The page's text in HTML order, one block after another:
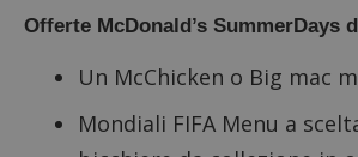
Offerte McDonald’s SummerDays
Un McChicken o Big mac
Mondiali FIFA Menu a